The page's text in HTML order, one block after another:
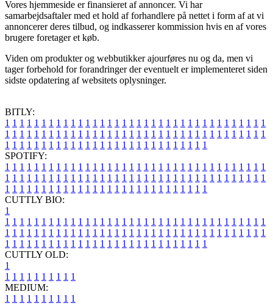
Vores hjemmeside er finansieret af annoncer. Vi har
samarbejdsaftaler med et hold af forhandlere på nettet i form af at vi
annoncerer deres tilbud, og indkasserer kommission hvis en af vores
brugere foretager et køb.
Viden om produkter og webbutikker ajourføres nu og da, men vi
tager forbehold for forandringer der eventuelt er implementeret siden
sidste opdatering af websitets oplysninger.
BITLY:
1 1 1 1 1 1 1 1 1 1 1 1 1 1 1 1 1 1 1 1 1 1 1 1 1 1 1 1 1 1 1 1 1 1 1 1
1 1 1 1 1 1 1 1 1 1 1 1 1 1 1 1 1 1 1 1 1 1 1 1 1 1 1 1 1 1 1 1 1 1 1 1
1 1 1 1 1 1 1 1 1 1 1 1 1 1 1 1 1 1 1 1 1 1 1 1 1 1 1 1
SPOTIFY:
1 1 1 1 1 1 1 1 1 1 1 1 1 1 1 1 1 1 1 1 1 1 1 1 1 1 1 1 1 1 1 1 1 1 1 1
1 1 1 1 1 1 1 1 1 1 1 1 1 1 1 1 1 1 1 1 1 1 1 1 1 1 1 1 1 1 1 1 1 1 1 1
1 1 1 1 1 1 1 1 1 1 1 1 1 1 1 1 1 1 1 1 1 1 1 1 1 1 1 1
CUTTLY BIO:
1
1 1 1 1 1 1 1 1 1 1 1 1 1 1 1 1 1 1 1 1 1 1 1 1 1 1 1 1 1 1 1 1 1 1 1 1
1 1 1 1 1 1 1 1 1 1 1 1 1 1 1 1 1 1 1 1 1 1 1 1 1 1 1 1 1 1 1 1 1 1 1 1
1 1 1 1 1 1 1 1 1 1 1 1 1 1 1 1 1 1 1 1 1 1 1 1 1 1 1 1
CUTTLY OLD:
1
1 1 1 1 1 1 1 1 1 1
MEDIUM:
1 1 1 1 1 1 1 1 1 1